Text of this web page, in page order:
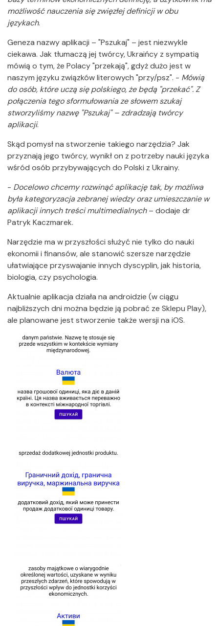
możliwość nauczenia się zwięzłej definicji w obu
językach.
Geneza nazwy aplikacji – "Pszukaj" – jest niezwykle
ciekawa. Jak tłumaczą jej twórcy, Ukraińcy z sympatią
mówią o tym, że Polacy "przekają", gdyż dużo jest w
naszym języku związków literowych "przy/psz". - Mówią
do osób, które uczą się polskiego, że będą "przekać". Z
połączenia tego sformułowania ze słowem szukaj
stworzyliśmy nazwę "Pszukaj" – zdradzają twórcy
aplikacji.
Skąd pomysł na stworzenie takiego narzędzia? Jak
przyznają jego twórcy, wynikł on z potrzeby nauki języka
wśród osób przybywających do Polski z Ukrainy.
- Docelowo chcemy rozwinąć aplikację tak, by możliwa
była kategoryzacja zebranej wiedzy oraz umieszczanie w
aplikacji innych treści multimedialnych– dodaje dr
Patryk Kaczmarek.
Narzędzie ma w przyszłości służyć nie tylko do nauki
ekonomii i finansów, ale stanowić szersze narzędzie
ułatwiające przyswajanie innych dyscyplin, jak historia,
biologia, czy psychologia.
Aktualnie aplikacja działa na androidzie (w ciągu
najbliższych dni można będzie ją pobrać ze Sklepu Play),
ale planowane jest stworzenie także wersji na iOS.